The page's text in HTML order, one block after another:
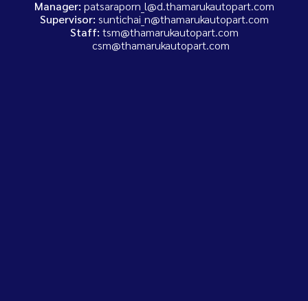
Manager: patsaraporn_l@d.thamarukautopart.com
Supervisor: suntichai_n@thamarukautopart.com
Staff: tsm@thamarukautopart.com
csm@thamarukautopart.com